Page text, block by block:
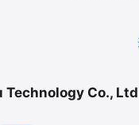
Co.,